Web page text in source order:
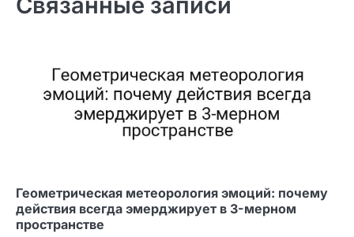
Геометрическая метеорология эмоций: почему
действия всегда эмерджирует в 3-мерном
пространстве